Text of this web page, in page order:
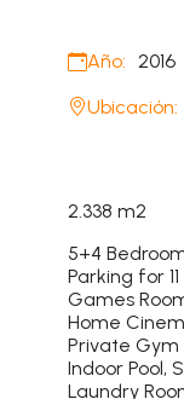
Año: 2016
Ubicación:
2.338 m2
5+4
Parking for
Games
Home
Private Gym
Indoor Pool,
Laundry